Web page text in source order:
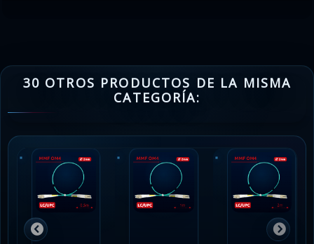
30 OTROS PRODUCTOS DE LA MISMA
CATEGORÍA: